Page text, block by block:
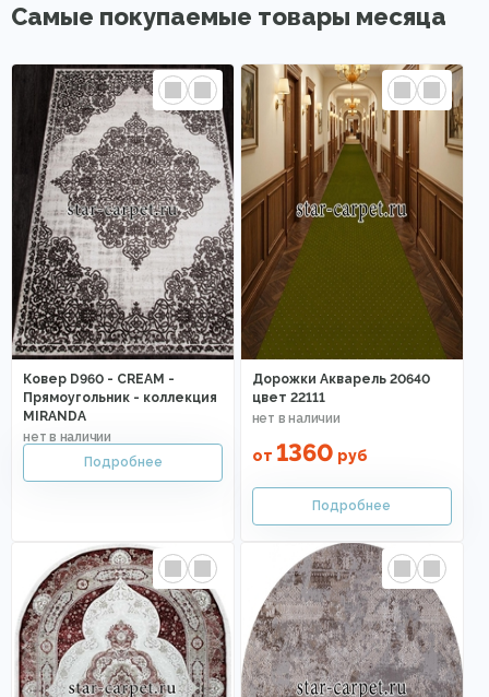
Самые покупаемые товары месяца
Ковер D960 - CREAM -
Прямоугольник - коллекция
MIRANDA
Дорожки Акварель 20640
цвет 22111
от 1360 руб